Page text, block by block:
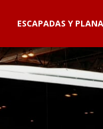
ESCAPADAS Y